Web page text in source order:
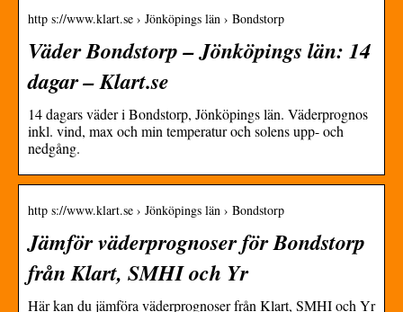
http s://www.klart.se › Jönköpings län › Bondstorp
Väder Bondstorp – Jönköpings län: 14
dagar – Klart.se
14 dagars väder i Bondstorp, Jönköpings län. Väderprognos
inkl. vind, max och min temperatur och solens upp- och
nedgång.
http s://www.klart.se › Jönköpings län › Bondstorp
Jämför väderprognoser för Bondstorp
från Klart, SMHI och Yr
Här kan du jämföra väderprognoser från Klart, SMHI och Yr